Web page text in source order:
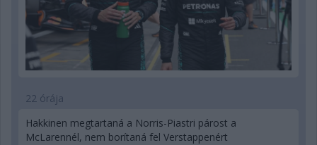
22 órája
Hakkinen megtartaná a Norris-Piastri párost a
McLarennél, nem borítaná fel Verstappenért